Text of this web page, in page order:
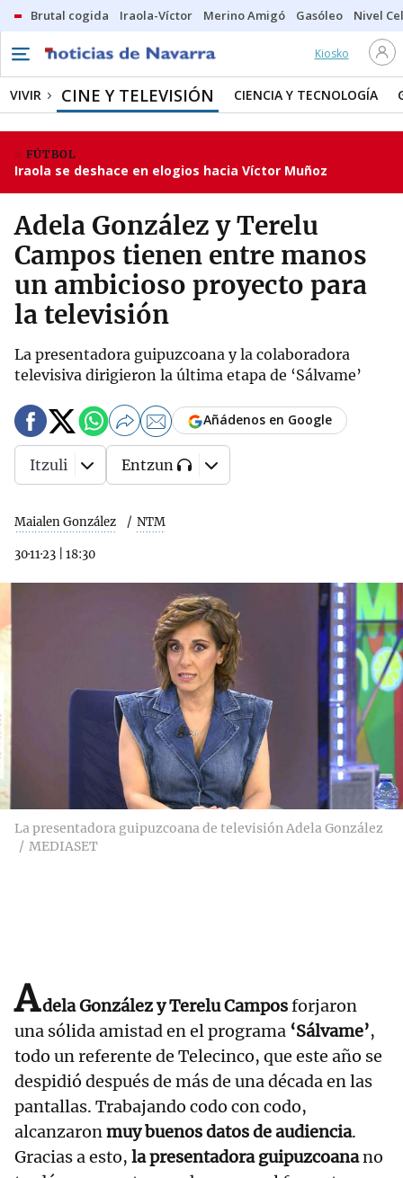
Brutal cogida Iraola-Víctor Merino Amigó Gasóleo Nivel
Kiosko
VIVIR CINE Y TELEVISIÓN CIENCIA Y TECNOLOGÍA
FÚTBOL
Iraola se deshace en elogios hacia Víctor Muñoz
Adela González y Terelu
Campos tienen entre manos
un ambicioso proyecto para
la televisión
La presentadora guipuzcoana y la colaboradora
televisiva dirigieron la última etapa de ‘Sálvame’
Maialen González NTM
30·11·23 18:30
Añádenos en Google
Itzuli Entzun
La presentadora guipuzcoana de televisión Adela González
MEDIASET
Adela González y Terelu Camposforjaron
una sólida amistad en el programa ‘Sálvame’,
todo un referente de Telecinco, que este año se
despidió después de más de una década en las
pantallas. Trabajando codo con codo,
alcanzaronmuy buenos datos de audiencia.
Gracias a esto, la presentadora guipuzcoanano